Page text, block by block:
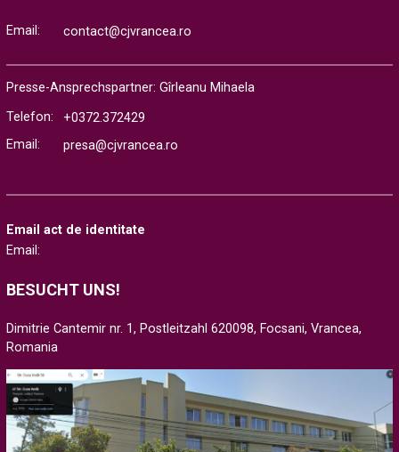
Email: contact@cjvrancea.ro
Presse-Ansprechspartner: Gîrleanu Mihaela
Telefon:
+0372.372429
Email:
presa@cjvrancea.ro
Email act de identitate
Email:
BESUCHT UNS!
Dimitrie Cantemir nr. 1, Postleitzahl 620098, Focsani, Vrancea,
Romania